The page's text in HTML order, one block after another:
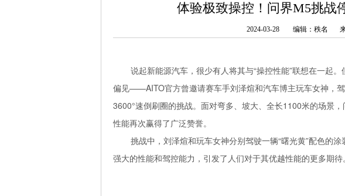
体验极致操控！问界M5挑战
2024-03-28 编辑：秩名
说起新能源汽车，很少有人将其与“操控性能”联想在一起
偏见——AITO官方曾邀请赛车手刘泽煊和汽车博主玩车女神，
3600°速倒刷圈的挑战。面对弯多、坡大、全长1100米的场景
性能再次赢得了广泛赞誉。
挑战中，刘泽煊和玩车女神分别驾驶一辆“曙光黄”配色的
强大的性能和驾控能力，引发了人们对于其优越性能的更多期待。